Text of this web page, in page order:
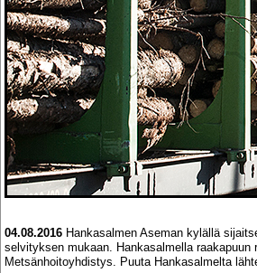
04.08.2016 Hankasalmen Aseman kylällä
selvityksen mukaan. Hankasalmella
Metsänhoitoyhdistys. Puuta Hankasalmelta